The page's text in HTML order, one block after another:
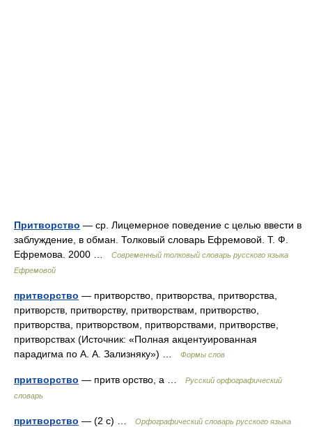
Притворство — ср. Лицемерное поведение с целью ввести в
заблуждение, в обман. Толковый словарь Ефремовой. Т. Ф.
Ефремова. 2000 …
Современный толковый словарь русского языка
Ефремовой
притворство — притворство, притворства, притворства,
притворств, притворству, притворствам, притворство,
притворства, притворством, притворствами, притворстве,
притворствах (Источник: «Полная акцентуированная
парадигма по А. А. Зализняку») …
Формы слов
притворство — притв орство, а …
Русский орфографический
словарь
притворство — (2 с) … Орфографический словарь русского языка